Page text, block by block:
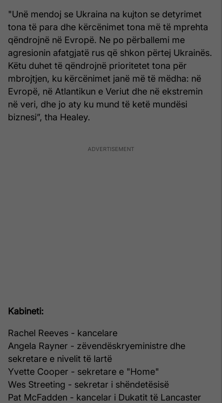
"Unë mendoj se Ukraina na kujton se detyrimet
tona të para dhe kërcënimet tona më të mprehta
qëndrojnë në Evropë. Ne po përballemi me
agresionin afatgjatë rus që shkon përtej Ukrainës.
Këtu duhet të qëndrojnë prioritetet tona për
mbrojtjen, ku kërcënimet janë më të mëdha: në
Evropë, në Atlantikun e Veriut dhe në ekstremin
në veri, dhe jo aty ku mund të ketë mundësi
biznesi”, tha Healey.
Kabineti:
Rachel Reeves - kancelare
Angela Rayner - zëvendëskryeministre dhe
sekretare e nivelit të lartë
Yvette Cooper - sekretare e "Home"
Wes Streeting - sekretar i shëndetësisë
Pat McFadden - kancelar i Dukatit të Lancaster